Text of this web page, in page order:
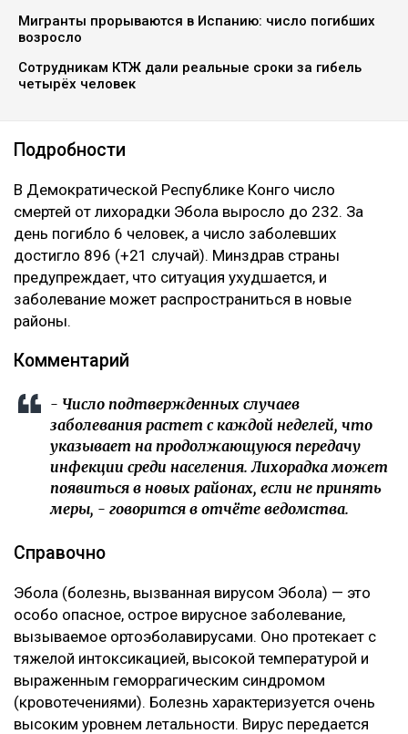
Мигранты прорываются в Испанию: число погибших
возросло
Сотрудникам КТЖ дали реальные сроки за гибель
четырёх человек
Подробности
В Демократической Республике Конго число
смертей от лихорадки Эбола выросло до 232. За
день погибло 6 человек, а число заболевших
достигло 896 (+21 случай). Минздрав страны
предупреждает, что ситуация ухудшается, и
заболевание может распространиться в новые
районы.
Комментарий
- Число подтвержденных случаев
заболевания растет с каждой неделей, что
указывает на продолжающуюся передачу
инфекции среди населения. Лихорадка может
появиться в новых районах, если не принять
меры, - говорится в отчёте ведомства.
Справочно
Эбола (болезнь, вызванная вирусом Эбола) — это
особо опасное, острое вирусное заболевание,
вызываемое ортоэболавирусами. Оно протекает с
тяжелой интоксикацией, высокой температурой и
выраженным геморрагическим синдромом
(кровотечениями). Болезнь характеризуется очень
высоким уровнем летальности. Вирус передается